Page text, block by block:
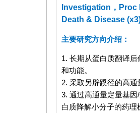
Investigation ， Proc
Death & Disease
主要研究方向介绍：
1. 长期从蛋白质翻译
和功能。
2. 采取另辟蹊径的高
3. 通过高通量定量基因/
白质降解小分子的药理